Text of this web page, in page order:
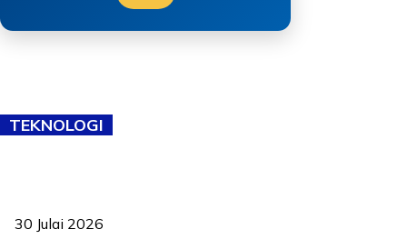
TEKNOLOGI
30 Julai 2026